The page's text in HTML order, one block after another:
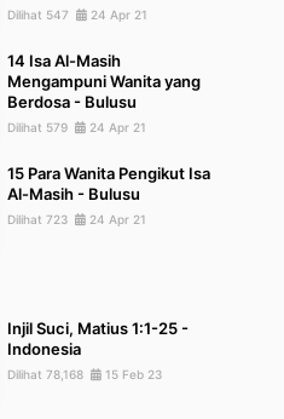
Dilihat 547 24 Apr 21
14 Isa Al-Masih
Mengampuni Wanita yang
Berdosa - Bulusu
Dilihat 579 24 Apr 21
15 Para Wanita Pengikut Isa
Al-Masih - Bulusu
Dilihat 723 24 Apr 21
Injil Suci, Matius 1:1-25 -
Indonesia
Dilihat 78,168 15 Feb 23